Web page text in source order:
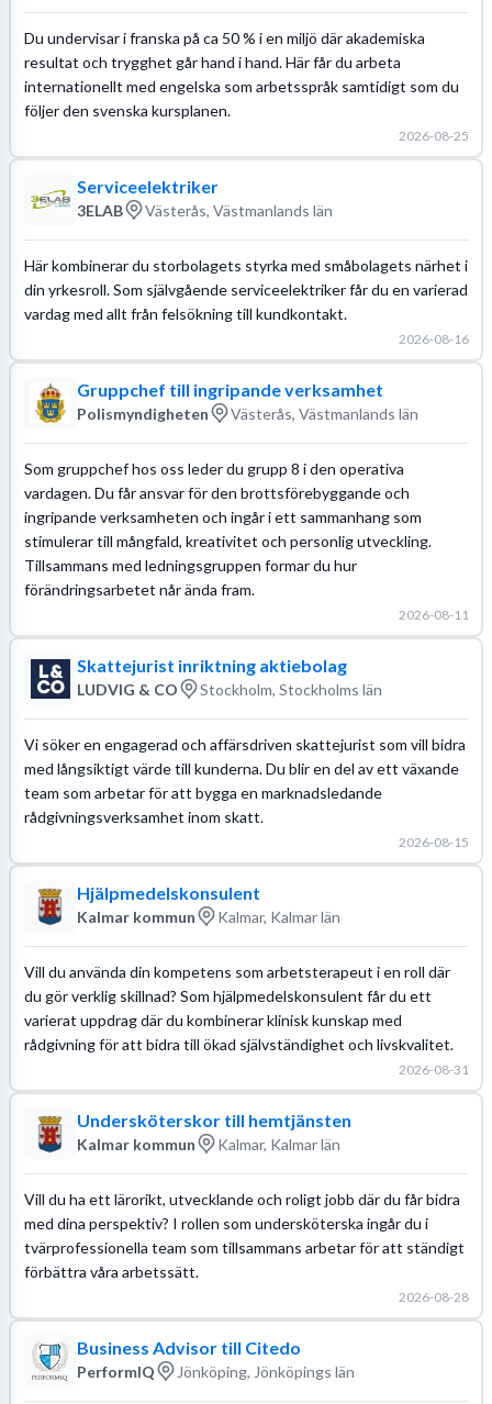
Du undervisar i franska på ca 50 % i en miljö där akademiska
resultat och trygghet går hand i hand. Här får du arbeta
internationellt med engelska som arbetsspråk samtidigt som du
följer den svenska kursplanen.
2026-08-25
Serviceelektriker
3ELAB Västerås, Västmanlands län
Här kombinerar du storbolagets styrka med småbolagets närhet i
din yrkesroll. Som självgående serviceelektriker får du en varierad
vardag med allt från felsökning till kundkontakt.
2026-08-16
Gruppchef till ingripande verksamhet
Polismyndigheten Västerås, Västmanlands län
Som gruppchef hos oss leder du grupp 8 i den operativa
vardagen. Du får ansvar för den brottsförebyggande och
ingripande verksamheten och ingår i ett sammanhang som
stimulerar till mångfald, kreativitet och personlig utveckling.
Tillsammans med ledningsgruppen formar du hur
förändringsarbetet når ända fram.
2026-08-11
Skattejurist inriktning aktiebolag
LUDVIG & CO Stockholm, Stockholms län
Vi söker en engagerad och affärsdriven skattejurist som vill bidra
med långsiktigt värde till kunderna. Du blir en del av ett växande
team som arbetar för att bygga en marknadsledande
rådgivningsverksamhet inom skatt.
2026-08-15
Hjälpmedelskonsulent
Kalmar kommun Kalmar, Kalmar län
Vill du använda din kompetens som arbetsterapeut i en roll där
du gör verklig skillnad? Som hjälpmedelskonsulent får du ett
varierat uppdrag där du kombinerar klinisk kunskap med
rådgivning för att bidra till ökad självständighet och livskvalitet.
2026-08-31
Undersköterskor till hemtjänsten
Kalmar kommun Kalmar, Kalmar län
Vill du ha ett lärorikt, utvecklande och roligt jobb där du får bidra
med dina perspektiv? I rollen som undersköterska ingår du i
tvärprofessionella team som tillsammans arbetar för att ständigt
förbättra våra arbetssätt.
2026-08-28
Business Advisor till Citedo
PerformIQ Jönköping, Jönköpings län